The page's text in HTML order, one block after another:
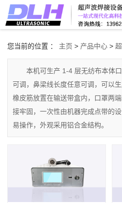
您当前的位置 ： 主页 > 产品中心 >
本机可生产 1-4 层无纺布本体
可调，鼻梁线长度任意可调，可以
橡皮筋放置在输送带盒内，口罩两
接牢固，一次性由机器完成点带的
易操作，外观采用铝合金结构。